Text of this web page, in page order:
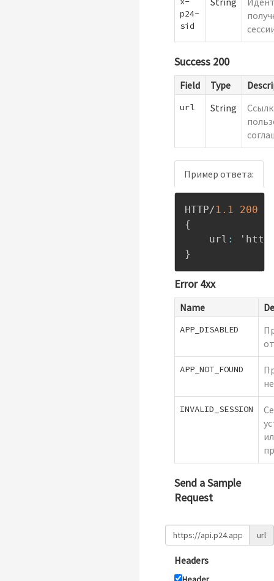
p24-
sid
Success 200
Field Type
url String
Пример ответа:
HTTP/1.1
200
{
    url
:
}
Error 4xx
Name
APP_DISABLED
APP_NOT_FOUND
INVALID_SESSION
Send a Sample
Request
url
Headers